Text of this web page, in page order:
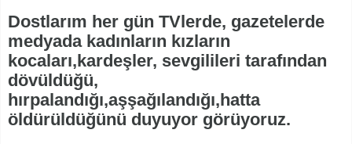
Dostlarım her gün TVlerde, gazetelerde
medyada kadınların kızların
kocaları,kardeşler, sevgilileri tarafından
dövüldüğü,
hırpalandığı,aşşağılandığı,hatta
öldürüldüğünü duyuyor görüyoruz.